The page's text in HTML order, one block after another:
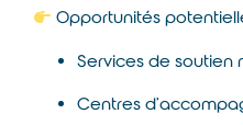
Opportunités
Services de soutien
Centres